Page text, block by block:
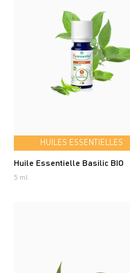
HUILES ESSENTIELLES
Huile Essentielle Basilic BIO
5 ml